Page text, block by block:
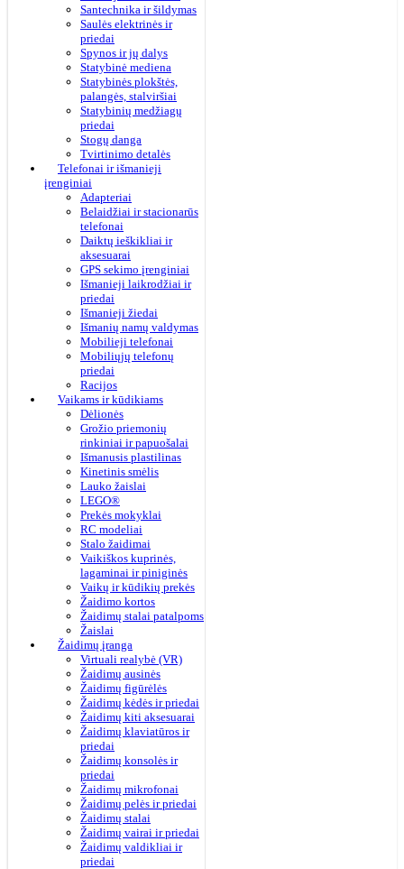
Santechnika ir šildymas
Saulės elektrinės ir
priedai
Spynos ir jų dalys
Statybinė mediena
Statybinės plokštės,
palangės, stalviršiai
Statybinių medžiagų
priedai
Stogų danga
Tvirtinimo detalės
Telefonai ir išmanieji
įrenginiai
Adapteriai
Belaidžiai ir stacionarūs
telefonai
Daiktų ieškikliai ir
aksesuarai
GPS sekimo įrenginiai
Išmanieji laikrodžiai ir
priedai
Išmanieji žiedai
Išmanių namų valdymas
Mobilieji telefonai
Mobiliųjų telefonų
priedai
Racijos
Vaikams ir kūdikiams
Dėlionės
Grožio priemonių
rinkiniai ir papuošalai
Išmanusis plastilinas
Kinetinis smėlis
Lauko žaislai
LEGO®
Prekės mokyklai
RC modeliai
Stalo žaidimai
Vaikiškos kuprinės,
lagaminai ir piniginės
Vaikų ir kūdikių prekės
Žaidimo kortos
Žaidimų stalai patalpoms
Žaislai
Žaidimų įranga
Virtuali realybė (VR)
Žaidimų ausinės
Žaidimų figūrėlės
Žaidimų kėdės ir priedai
Žaidimų kiti aksesuarai
Žaidimų klaviatūros ir
priedai
Žaidimų konsolės ir
priedai
Žaidimų mikrofonai
Žaidimų pelės ir priedai
Žaidimų stalai
Žaidimų vairai ir priedai
Žaidimų valdikliai ir
priedai